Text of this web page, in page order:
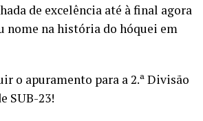
de excelência até à final agora
nome na história do hóquei em
o apuramento para a 2.ª Divisão
SUB-23!